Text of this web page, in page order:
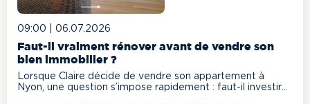
09:00 | 06.07.2026
Faut-il vraiment rénover avant de vendre son
bien immobilier ?
Lorsque Claire décide de vendre son appartement à
Nyon, une question s’impose rapidement : faut-il investir